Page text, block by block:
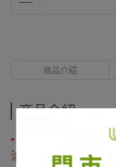
商品介紹
商品介紹
•由於鞋款不會在網
洽門市。